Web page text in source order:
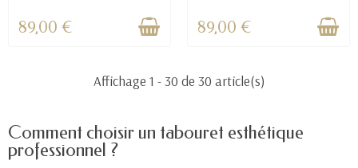
89,00 € 89,00 €
Affichage 1 - 30 de 30 article(s)
Comment choisir un tabouret esthétique
professionnel ?